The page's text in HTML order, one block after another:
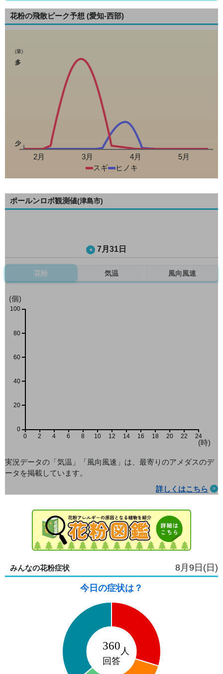
花粉の飛散ピーク予想 (愛知-西部)
(量)
多
少
2月 3月 4月
5月
スギ
ヒノキ
ポールンロボ観測値(津島市)
7月31日
花粉 気温 風向風速
0 2 4 6 8 10 12 14 16 18 20 22 24
(個)
(時)
0
20
40
60
80
100
実況データの「気温」「風向風速」は、最寄りのアメダスのデ
ータを掲載しています。
詳しくはこちら
みんなの花粉症状 8月9日(日)
今日の症状は？